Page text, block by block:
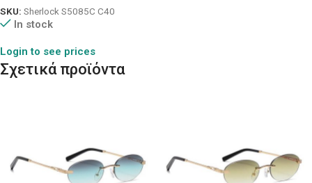
SKU: Sherlock S5085C C40
In stock
Login to see prices
Σχετικά προϊόντα